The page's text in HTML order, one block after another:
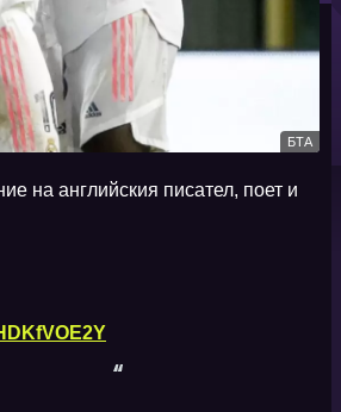
БТА
на английския писател, поет и